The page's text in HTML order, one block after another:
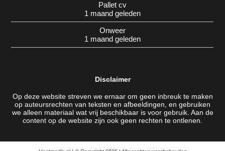
Pallet cv
1 maand geleden
Onweer
1 maand geleden
Disclaimer
Op deze website streven we ernaar om geen inbreuk te maken
op auteursrechten van teksten en afbeeldingen, en gebruiken
we alleen materiaal wat vrij beschikbaar is voor gebruik. Aan de
content op de website zijn ook geen rechten te ontlenen.